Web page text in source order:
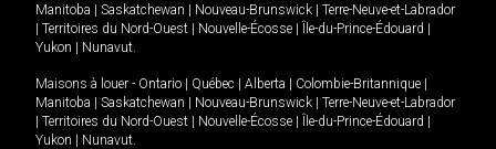
Manitoba
Saskatchewan Nouveau-Brunswick
Terre-Neuve-et-Labrador
Territoires du Nord-Ouest Nouvelle-Écosse Île-du-Prince-Édouard
Yukon
Nunavut.
Maisons à louer - Ontario Québec Alberta Colombie-Britannique
Manitoba
Saskatchewan Nouveau-Brunswick
Terre-Neuve-et-Labrador
Territoires du Nord-Ouest Nouvelle-Écosse Île-du-Prince-Édouard
Yukon
Nunavut.